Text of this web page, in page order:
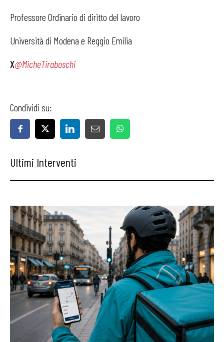
Professore Ordinario di diritto del lavoro
Università di Modena e Reggio Emilia
X@MicheTiraboschi
Condividi su:
Ultimi Interventi